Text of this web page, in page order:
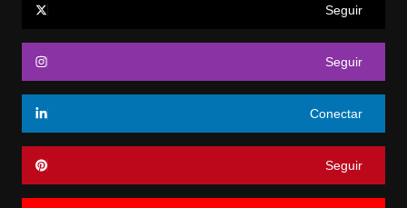
Seguir
Seguir
Conectar
Seguir